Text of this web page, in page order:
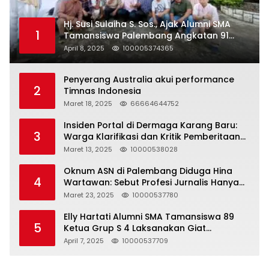
1
Hj. Susi Sulaiha S. Sos., Ajak Alumni SMA
Tamansiswa Palembang Angkatan 91
Halal Bihalal
April 8, 2025 100005374365
2
Penyerang Australia akui performance
Timnas Indonesia
Maret 18, 2025 66664644752
3
Insiden Portal di Dermaga Karang Baru:
Warga Klarifikasi dan Kritik Pemberitaan
yang Tidak Akurat
Maret 13, 2025 10000538028
4
Oknum ASN di Palembang Diduga Hina
Wartawan: Sebut Profesi Jurnalis Hanya
Seharga 2 Liter Bensin, Berujung Dugaan
Maret 23, 2025 10000537780
5
Elly Hartati Alumni SMA Tamansiswa 89
Ketua Grup S 4 Laksanakan Giat
Silaturahmi
April 7, 2025 10000537709